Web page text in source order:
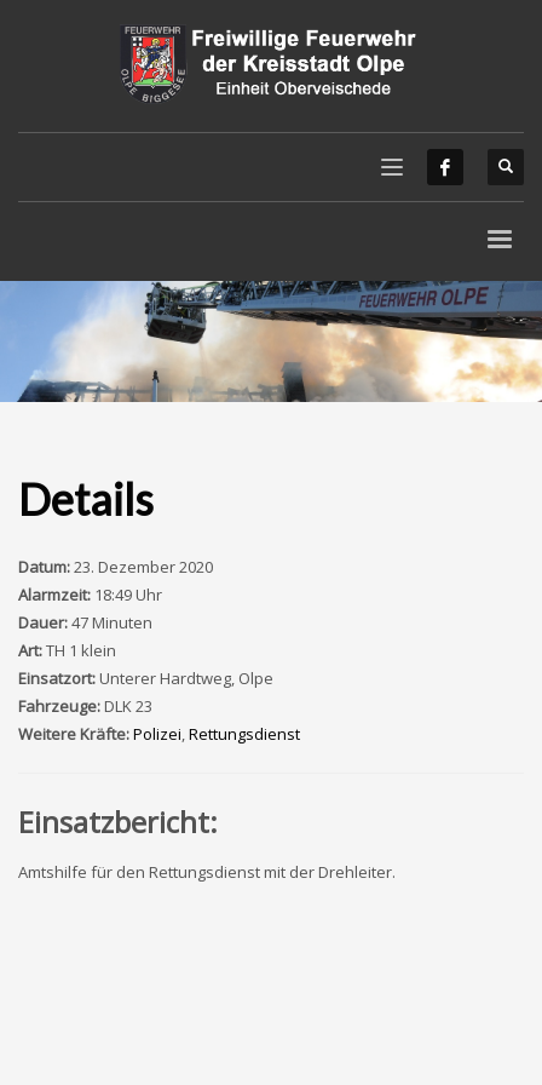
Details
Datum:23. Dezember 2020
Alarmzeit: 18:49 Uhr
Dauer:47 Minuten
Art:TH 1 klein
Einsatzort:Unterer Hardtweg, Olpe
Fahrzeuge:DLK 23
Weitere Kräfte:Polizei,Rettungsdienst
Einsatzbericht:
Amtshilfe für den Rettungsdienst mit der Drehleiter.